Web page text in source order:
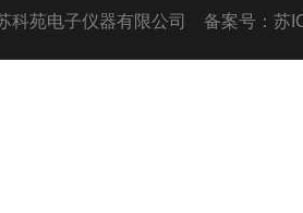
科苑电子仪器有限公司 备案号：苏